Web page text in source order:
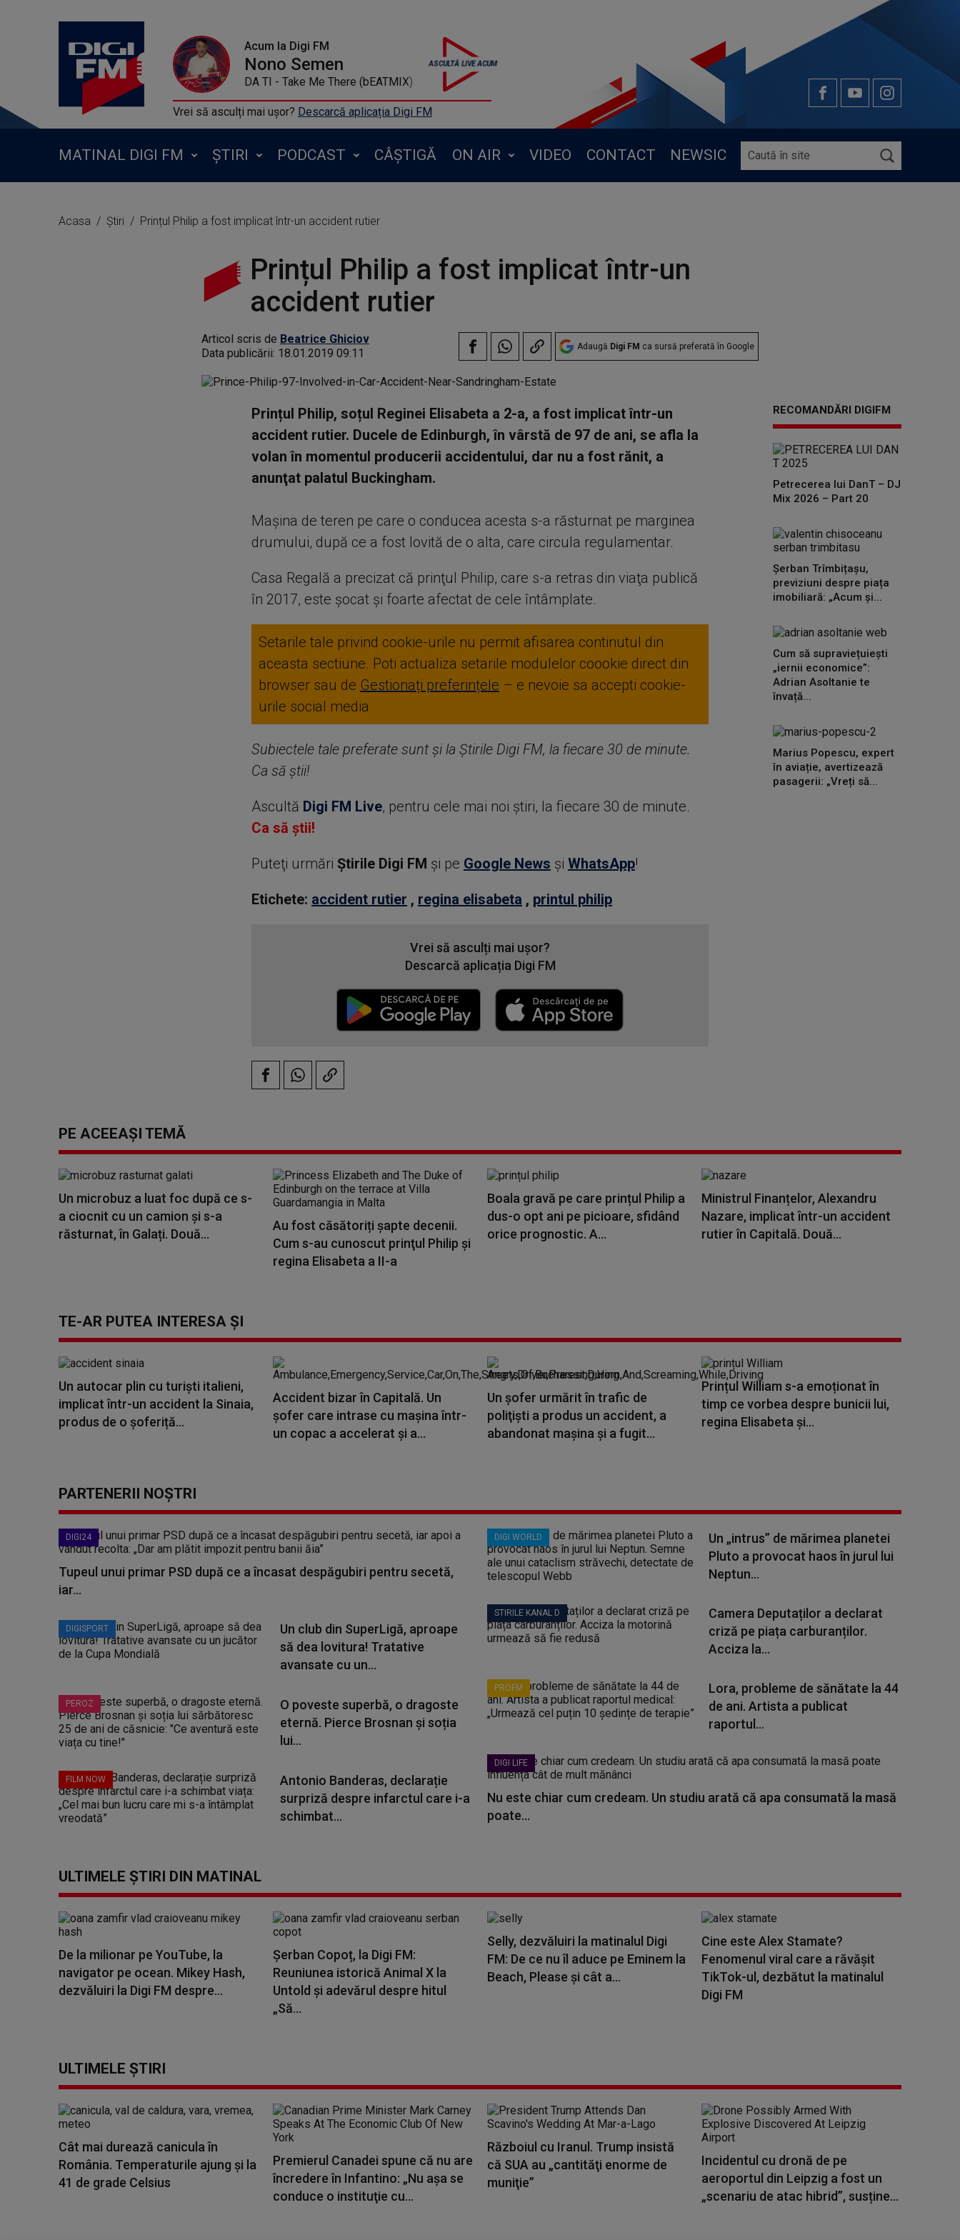
Acum la Digi FM
Nono Semen
DA TI - Take Me There (bEATMIX)
Vrei să asculți mai ușor? Descarcă aplicația Digi FM
MATINAL DIGI FM ȘTIRI PODCAST CÂȘTIGĂ ON AIR VIDEO CONTACT NEWSIC
Acasa Știri Prințul Philip a fost implicat într-un accident rutier
Prințul Philip a fost implicat într-un
accident rutier
Articol scris de Beatrice Ghiciov
Data publicării: 18.01.2019 09:11 Adaugă Digi FM ca sursă preferată în Google
Prințul Philip, soțul Reginei Elisabeta a 2-a, a fost implicat într-un
accident rutier. Ducele de Edinburgh, în vârstă de 97 de ani, se afla la
volan în momentul producerii accidentului, dar nu a fost rănit, a
anunţat palatul Buckingham.
Maşina de teren pe care o conducea acesta s-a răsturnat pe marginea
drumului, după ce a fost lovită de o alta, care circula regulamentar.
Casa Regală a precizat că prinţul Philip, care s-a retras din viaţa publică
în 2017, este şocat şi foarte afectat de cele întâmplate.
Setarile tale privind cookie-urile nu permit afisarea continutul din
aceasta sectiune. Poti actualiza setarile modulelor coookie direct din
browser sau de Gestionați preferințele – e nevoie sa accepti cookie-
urile social media
Subiectele tale preferate sunt și la Știrile Digi FM, la fiecare 30 de minute.
Ca să știi!
Ascultă Digi FM Live, pentru cele mai noi știri, la fiecare 30 de minute.
Ca să știi!
Puteţi urmări Știrile Digi FM şi pe Google News şi WhatsApp!
Etichete: accident rutier , regina elisabeta , printul philip
Vrei să asculți mai ușor?
Descarcă aplicația Digi FM
RECOMANDĂRI DIGIFM
Petrecerea lui DanT – DJ
Mix 2026 – Part 20
Șerban Trîmbițașu,
previziuni despre piața
imobiliară: „Acum și...
Cum să supraviețuiești
„iernii economice”:
Adrian Asoltanie te
învață...
Marius Popescu, expert
în aviație, avertizează
pasagerii: „Vreți să...
PE ACEEAȘI TEMĂ
Un microbuz a luat foc după ce s-
a ciocnit cu un camion și s-a
răsturnat, în Galați. Două...
Au fost căsătoriți șapte decenii.
Cum s-au cunoscut prinţul Philip și
regina Elisabeta a II-a
Boala gravă pe care prințul Philip a
dus-o opt ani pe picioare, sfidând
orice prognostic. A...
Ministrul Finanțelor, Alexandru
Nazare, implicat într-un accident
rutier în Capitală. Două...
TE-AR PUTEA INTERESA ȘI
Un autocar plin cu turiști italieni,
implicat într-un accident la Sinaia,
produs de o șoferiță...
Accident bizar în Capitală. Un
şofer care intrase cu maşina într-
un copac a accelerat şi a...
Un şofer urmărit în trafic de
poliţişti a produs un accident, a
abandonat maşina şi a fugit...
Prințul William s-a emoționat în
timp ce vorbea despre bunicii lui,
regina Elisabeta și...
PARTENERII NOȘTRI
DIGI24
Tupeul unui primar PSD după ce a încasat despăgubiri pentru secetă,
iar...
DIGISPORT
Un club din SuperLigă, aproape
să dea lovitura! Tratative
avansate cu un...
PEROZ
O poveste superbă, o dragoste
eternă. Pierce Brosnan și soția
lui...
FILM NOW
Antonio Banderas, declarație
surpriză despre infarctul care i-a
schimbat...
DIGI WORLD
Un „intrus” de mărimea planetei
Pluto a provocat haos în jurul lui
Neptun...
STIRILE KANAL D
Camera Deputaților a declarat
criză pe piața carburanților.
Acciza la...
PROFM
Lora, probleme de sănătate la 44
de ani. Artista a publicat
raportul...
DIGI LIFE
Nu este chiar cum credeam. Un studiu arată că apa consumată la masă
poate...
ULTIMELE ȘTIRI DIN MATINAL
De la milionar pe YouTube, la
navigator pe ocean. Mikey Hash,
dezvăluiri la Digi FM despre...
Șerban Copoț, la Digi FM:
Reuniunea istorică Animal X la
Untold și adevărul despre hitul
„Să...
Selly, dezvăluiri la matinalul Digi
FM: De ce nu îl aduce pe Eminem la
Beach, Please și cât a...
Cine este Alex Stamate?
Fenomenul viral care a răvășit
TikTok-ul, dezbătut la matinalul
Digi FM
ULTIMELE ȘTIRI
Cât mai durează canicula în
România. Temperaturile ajung și la
41 de grade Celsius
Premierul Canadei spune că nu are
încredere în Infantino: „Nu aşa se
conduce o instituţie cu...
Războiul cu Iranul. Trump insistă
că SUA au „cantităţi enorme de
muniţie”
Incidentul cu dronă de pe
aeroportul din Leipzig a fost un
„scenariu de atac hibrid”, susține...